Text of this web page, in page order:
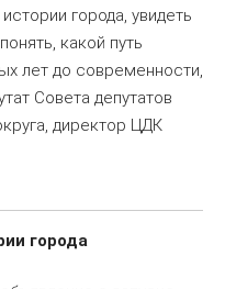
города, увидеть
какой путь
лет до современности,
Совета депутатов
директор ЦДК
города